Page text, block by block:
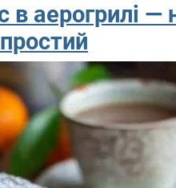
в аерогрилі —